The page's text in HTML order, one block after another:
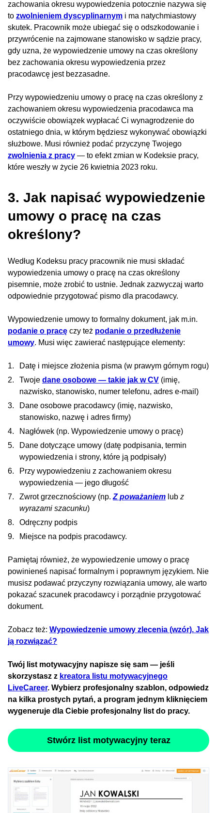
zachowania okresu wypowiedzenia potocznie nazywa się
to zwolnieniem dyscyplinarnym i ma natychmiastowy
skutek. Pracownik może ubiegać się o odszkodowanie i
przywrócenie na zajmowane stanowisko w sądzie pracy,
gdy uzna, że wypowiedzenie umowy na czas określony
bez zachowania okresu wypowiedzenia przez
pracodawcę jest bezzasadne.
Przy wypowiedzeniu umowy o pracę na czas określony z
zachowaniem okresu wypowiedzenia pracodawca ma
oczywiście obowiązek wypłacać Ci wynagrodzenie do
ostatniego dnia, w którym będziesz wykonywać obowiązki
służbowe. Musi również podać przyczynę Twojego
zwolnienia z pracy — to efekt zmian w Kodeksie pracy,
które weszły w życie 26 kwietnia 2023 roku.
3. Jak napisać wypowiedzenie
umowy o pracę na czas
określony?
Według Kodeksu pracy pracownik nie musi składać
wypowiedzenia umowy o pracę na czas określony
pisemnie, może zrobić to ustnie. Jednak zazwyczaj warto
odpowiednie przygotować pismo dla pracodawcy.
Wypowiedzenie umowy to formalny dokument, jak m.in.
podanie o pracę czy też podanie o przedłużenie
umowy. Musi więc zawierać następujące elementy:
Datę i miejsce złożenia pisma (w prawym górnym rogu)
Twoje dane osobowe — takie jak w CV (imię,
nazwisko, stanowisko, numer telefonu, adres e-mail)
Dane osobowe pracodawcy (imię, nazwisko,
stanowisko, nazwę i adres firmy)
Nagłówek (np. Wypowiedzenie umowy o pracę)
Dane dotyczące umowy (datę podpisania, termin
wypowiedzenia i strony, które ją podpisały)
Przy wypowiedzeniu z zachowaniem okresu
wypowiedzenia — jego długość
Zwrot grzecznościowy (np. Z poważaniem lub z
wyrazami szacunku)
Odręczny podpis
Miejsce na podpis pracodawcy.
Pamiętaj również, że wypowiedzenie umowy o pracę
powinieneś napisać formalnym i poprawnym językiem. Nie
musisz podawać przyczyny rozwiązania umowy, ale warto
pokazać szacunek pracodawcy i porządnie przygotować
dokument.
Zobacz też: Wypowiedzenie umowy zlecenia (wzór). Jak
ją rozwiązać?
Twój list motywacyjny napisze się sam — jeśli
skorzystasz z kreatora listu motywacyjnego
LiveCareer. Wybierz profesjonalny szablon, odpowiedz
na kilka prostych pytań, a program jednym kliknięciem
wygeneruje dla Ciebie profesjonalny list do pracy.
Stwórz list motywacyjny teraz